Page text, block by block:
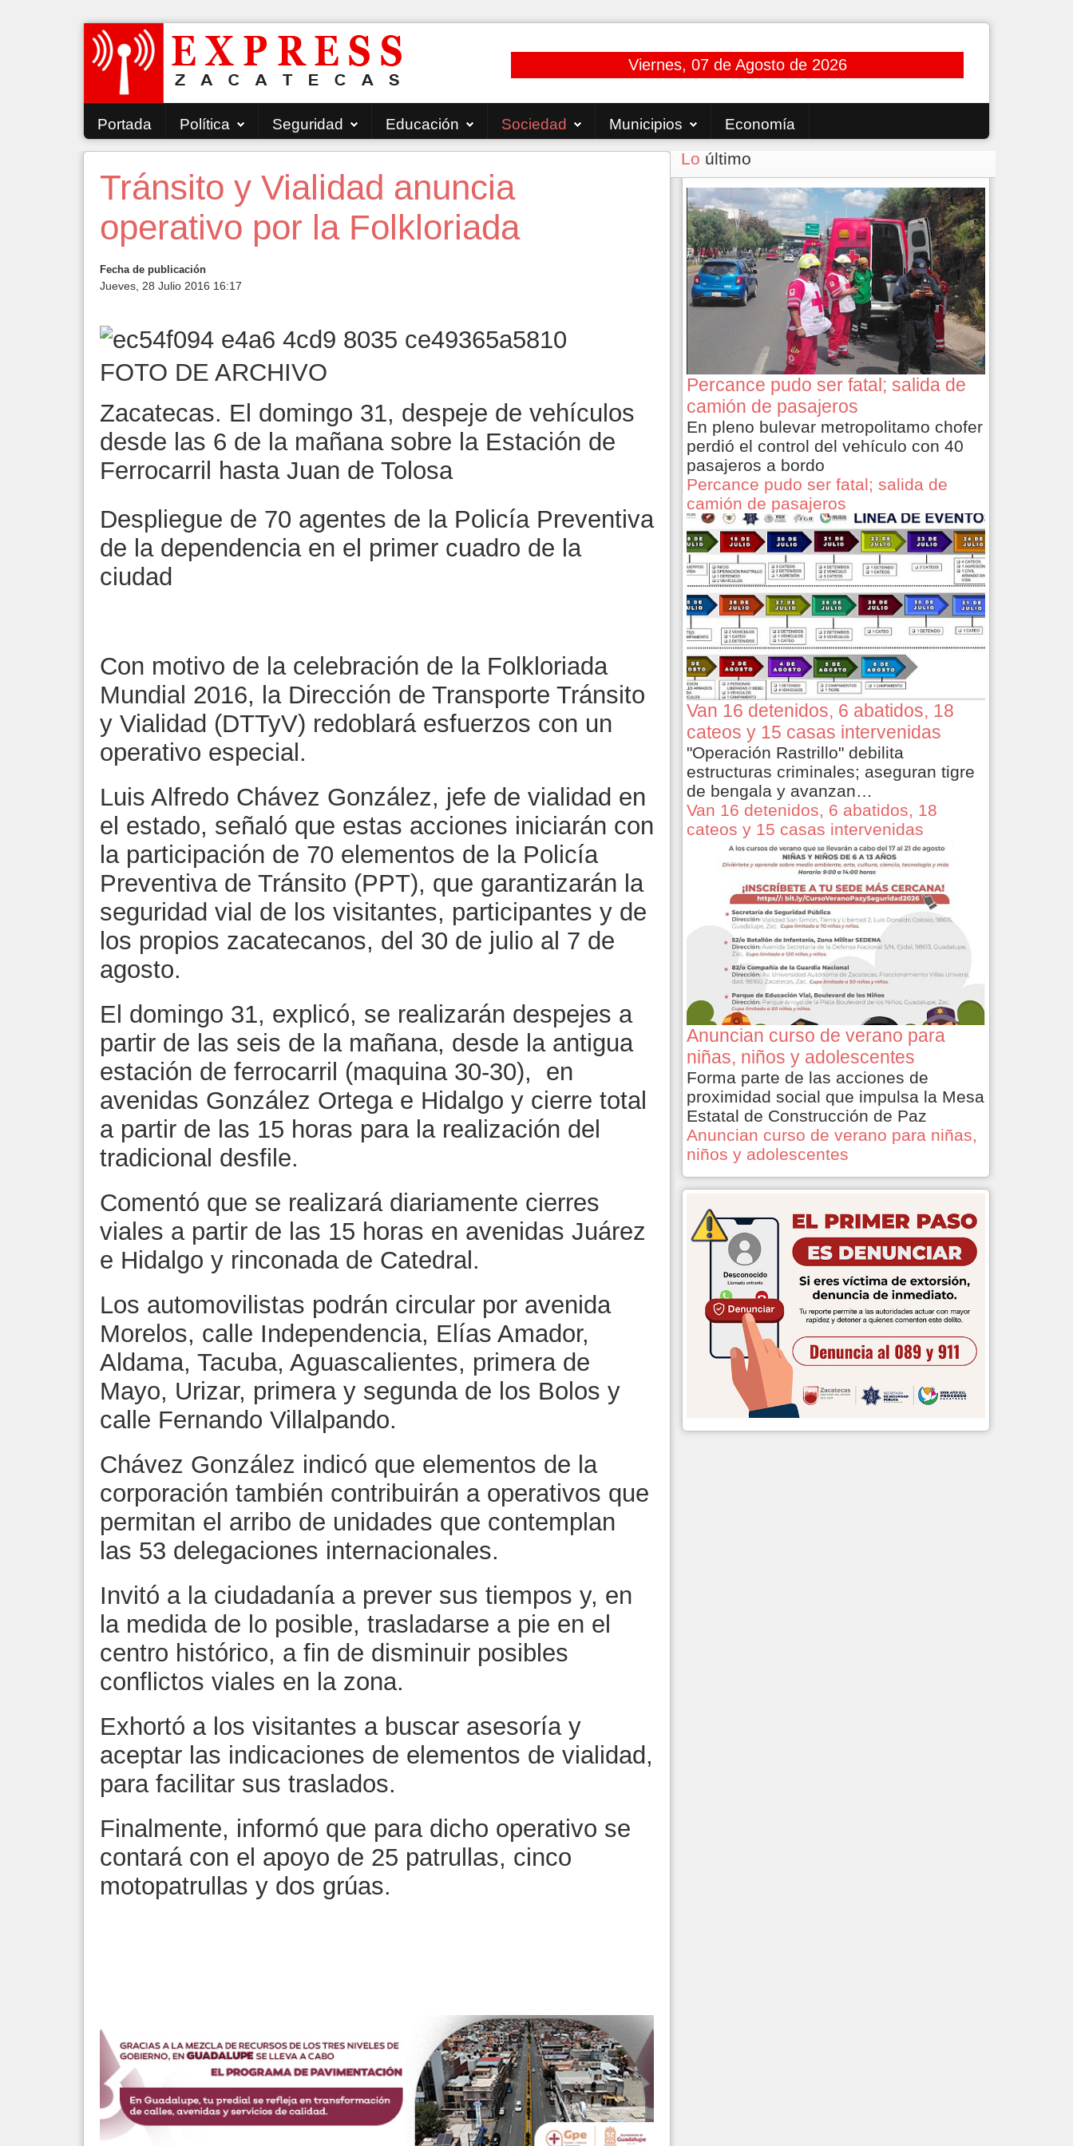
Viernes, 07 de Agosto de 2026
Portada Política Seguridad Educación Sociedad Municipios Economía
Tránsito y Vialidad anuncia
operativo por la Folkloriada
Fecha de publicación
Jueves, 28 Julio 2016 16:17
FOTO DE ARCHIVO
Zacatecas. El domingo 31, despeje de vehículos
desde las 6 de la mañana sobre la Estación de
Ferrocarril hasta Juan de Tolosa
Despliegue de 70 agentes de la Policía Preventiva
de la dependencia en el primer cuadro de la
ciudad
Con motivo de la celebración de la Folkloriada
Mundial 2016, la Dirección de Transporte Tránsito
y Vialidad (DTTyV) redoblará esfuerzos con un
operativo especial.
Luis Alfredo Chávez González, jefe de vialidad en
el estado, señaló que estas acciones iniciarán con
la participación de 70 elementos de la Policía
Preventiva de Tránsito (PPT), que garantizarán la
seguridad vial de los visitantes, participantes y de
los propios zacatecanos, del 30 de julio al 7 de
agosto.
El domingo 31, explicó, se realizarán despejes a
partir de las seis de la mañana, desde la antigua
estación de ferrocarril (maquina 30-30), en
avenidas González Ortega e Hidalgo y cierre total
a partir de las 15 horas para la realización del
tradicional desfile.
Comentó que se realizará diariamente cierres
viales a partir de las 15 horas en avenidas Juárez
e Hidalgo y rinconada de Catedral.
Los automovilistas podrán circular por avenida
Morelos, calle Independencia, Elías Amador,
Aldama, Tacuba, Aguascalientes, primera de
Mayo, Urizar, primera y segunda de los Bolos y
calle Fernando Villalpando.
Chávez González indicó que elementos de la
corporación también contribuirán a operativos que
permitan el arribo de unidades que contemplan
las 53 delegaciones internacionales.
Invitó a la ciudadanía a prever sus tiempos y, en
la medida de lo posible, trasladarse a pie en el
centro histórico, a fin de disminuir posibles
conflictos viales en la zona.
Exhortó a los visitantes a buscar asesoría y
aceptar las indicaciones de elementos de vialidad,
para facilitar sus traslados.
Finalmente, informó que para dicho operativo se
contará con el apoyo de 25 patrullas, cinco
motopatrullas y dos grúas.
Lo último
Percance pudo ser fatal; salida de
camión de pasajeros
En pleno bulevar metropolitamo chofer
perdió el control del vehículo con 40
pasajeros a bordo
Percance pudo ser fatal; salida de
camión de pasajeros
Van 16 detenidos, 6 abatidos, 18
cateos y 15 casas intervenidas
"Operación Rastrillo" debilita
estructuras criminales; aseguran tigre
de bengala y avanzan…
Van 16 detenidos, 6 abatidos, 18
cateos y 15 casas intervenidas
Anuncian curso de verano para
niñas, niños y adolescentes
Forma parte de las acciones de
proximidad social que impulsa la Mesa
Estatal de Construcción de Paz
Anuncian curso de verano para niñas,
niños y adolescentes